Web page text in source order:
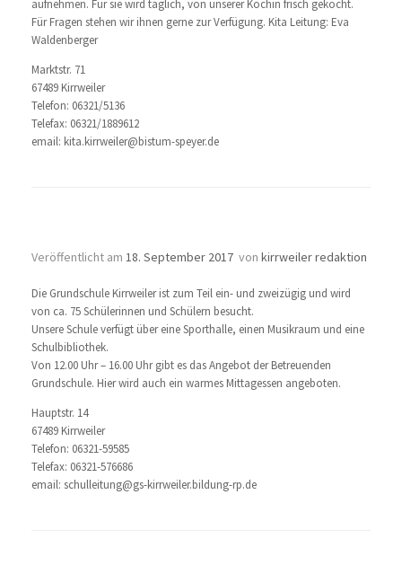
aufnehmen. Für sie wird täglich, von unserer Köchin frisch gekocht.
Für Fragen stehen wir ihnen gerne zur Verfügung. Kita Leitung: Eva
Waldenberger
Marktstr. 71
67489 Kirrweiler
Telefon: 06321/5136
Telefax: 06321/1889612
email: kita.kirrweiler@bistum-speyer.de
Veröffentlicht am 18. September 2017 von kirrweiler redaktion
Die Grundschule Kirrweiler ist zum Teil ein- und zweizügig und wird
von ca. 75 Schülerinnen und Schülern besucht.
Unsere Schule verfügt über eine Sporthalle, einen Musikraum und eine
Schulbibliothek.
Von 12.00 Uhr – 16.00 Uhr gibt es das Angebot der Betreuenden
Grundschule. Hier wird auch ein warmes Mittagessen angeboten.
Hauptstr. 14
67489 Kirrweiler
Telefon: 06321-59585
Telefax: 06321-576686
email: schulleitung@gs-kirrweiler.bildung-rp.de